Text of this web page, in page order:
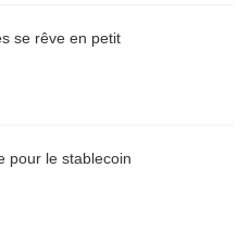
se rêve en petit
pour le stablecoin